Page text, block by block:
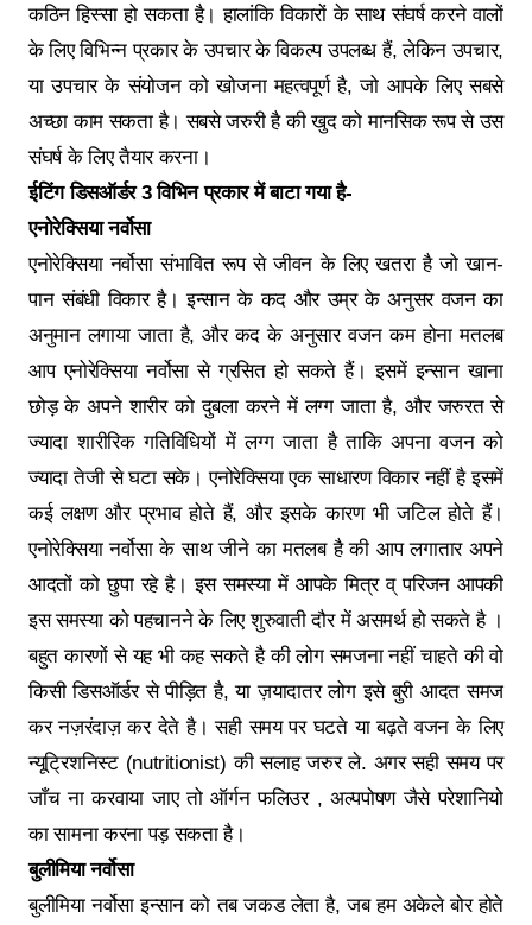
कठिन हिस्सा हो सकता है। हालांकि विकारों के साथ संघर्ष करने वालों
के लिए विभिन्न प्रकार के उपचार के विकल्प उपलब्ध हैं, लेकिन उपचार,
या उपचार के संयोजन को खोजना महत्वपूर्ण है, जो आपके लिए सबसे
अच्छा काम सकता है। सबसे जरुरी है की खुद को मानसिक रूप से उस
संघर्ष के लिए तैयार करना।
ईटिंग डिसऑर्डर 3 विभिन प्रकार में बाटा गया है-
एनोरेक्सिया नर्वोसा
एनोरेक्सिया नर्वोसा संभावित रूप से जीवन के लिए खतरा है जो खान-
पान संबंधी विकार है। इन्सान के कद और उम्र के अनुसर वजन का
अनुमान लगाया जाता है, और कद के अनुसार वजन कम होना मतलब
आप एनोरेक्सिया नर्वोसा से ग्रसित हो सकते हैं। इसमें इन्सान खाना
छोड़ के अपने शारीर को दुबला करने में लग्ग जाता है, और जरुरत से
ज्यादा शारीरिक गतिविधियों में लग्ग जाता है ताकि अपना वजन को
ज्यादा तेजी से घटा सके। एनोरेक्सिया एक साधारण विकार नहीं है इसमें
कई लक्षण और प्रभाव होते हैं, और इसके कारण भी जटिल होते हैं।
एनोरेक्सिया नर्वोसा के साथ जीने का मतलब है की आप लगातार अपने
आदतों को छुपा रहे है। इस समस्या में आपके मित्र व् परिजन आपकी
इस समस्या को पहचानने के लिए शुरुवाती दौर में असमर्थ हो सकते है ।
बहुत कारणों से यह भी कह सकते है की लोग समजना नहीं चाहते की वो
किसी डिसऑर्डर से पीड़ित है, या ज़यादातर लोग इसे बुरी आदत समज
कर नज़रंदाज़ कर देते है। सही समय पर घटते या बढ़ते वजन के लिए
न्यूट्रिशनिस्ट (nutritionist) की सलाह जरुर ले. अगर सही समय पर
जाँच ना करवाया जाए तो ऑर्गन फलिउर , अल्पपोषण जैसे परेशानियो
का सामना करना पड़ सकता है।
बुलीमिया नर्वोसा
बुलीमिया नर्वोसा इन्सान को तब जकड लेता है, जब हम अकेले बोर होते